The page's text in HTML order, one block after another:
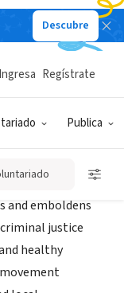
Descubre
Publica
Ingresa Regístrate
and emboldens
justice
healthy